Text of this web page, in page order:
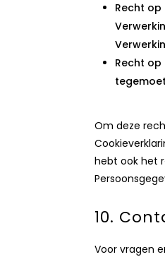
Recht
Recht
Om deze
hebt ook het
10.
Voor vragen